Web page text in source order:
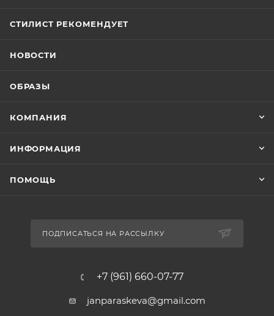
СТИЛИСТ РЕКОМЕНДУЕТ
НОВОСТИ
ОБРАЗЫ
КОМПАНИЯ
ИНФОРМАЦИЯ
ПОМОЩЬ
ПОДПИСАТЬСЯ НА РАССЫЛКУ
+7 (961) 660-07-77
janparaskeva@gmail.com